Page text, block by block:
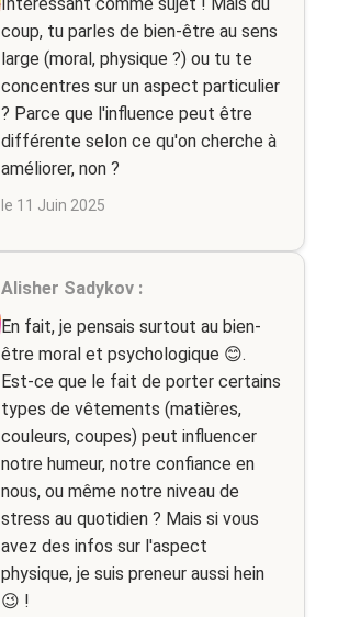
coup, tu parles de bien-être au sens
large (moral, physique ?) ou tu te
concentres sur un aspect particulier
? Parce que l'influence peut être
différente selon ce qu'on cherche à
améliorer, non ?
le 11 Juin 2025
Alisher Sadykov :
En fait, je pensais surtout au bien-
être moral et psychologique 😊.
Est-ce que le fait de porter certains
types de vêtements (matières,
couleurs, coupes) peut influencer
notre humeur, notre confiance en
nous, ou même notre niveau de
stress au quotidien ? Mais si vous
avez des infos sur l'aspect
physique, je suis preneur aussi hein
😉 !